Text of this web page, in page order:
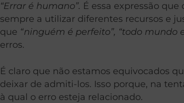
“Errar é humano”. É essa expressão
sempre a utilizar diferentes recursos e
que “ninguém é perfeito”, “todo mundo
erros.
É claro que não estamos equivocados
deixar de admiti-los. Isso porque, na
à qual o erro esteja relacionado.